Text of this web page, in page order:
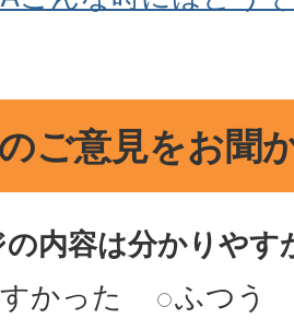
ご意見をお聞
の内容は分かりやす
かった
ふつう